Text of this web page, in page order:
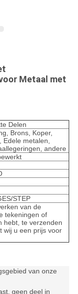
Metaal met
Delen
Brons, Koper,
Edele metalen,
andere
STEP
van de
tekeningen of
hebt, te verzenden
wij u een prijs voor
van onze
geen deel in